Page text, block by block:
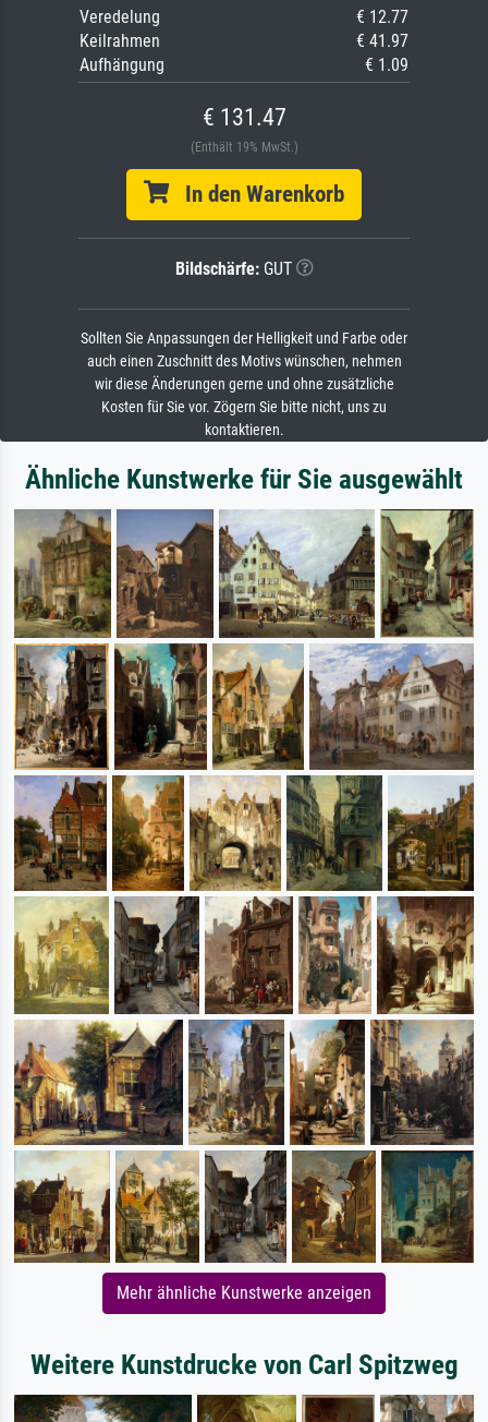
Veredelung
€ 12.77
Keilrahmen
€ 41.97
Aufhängung
€ 1.09
€ 131.47
(Enthält 19% MwSt.)
In den Warenkorb
Bildschärfe:GUT
Sollten Sie Anpassungen der Helligkeit und Farbe oder
auch einen Zuschnitt des Motivs wünschen, nehmen
wir diese Änderungen gerne und ohne zusätzliche
Kosten für Sie vor. Zögern Sie bitte nicht, uns zu
kontaktieren.
Ähnliche Kunstwerke für Sie ausgewählt
Mehr ähnliche Kunstwerke anzeigen
Weitere Kunstdrucke von Carl Spitzweg